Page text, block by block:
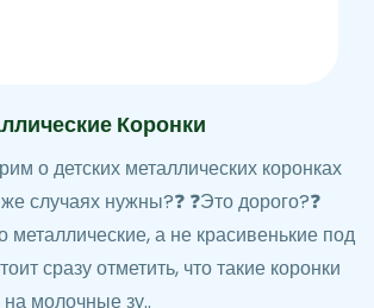
Коронки
о детских металлических коронках
случаях нужны?❓ ❓Это дорого?❓
металлические, а не красивенькие под
сразу отметить, что такие коронки
на молочные зу..